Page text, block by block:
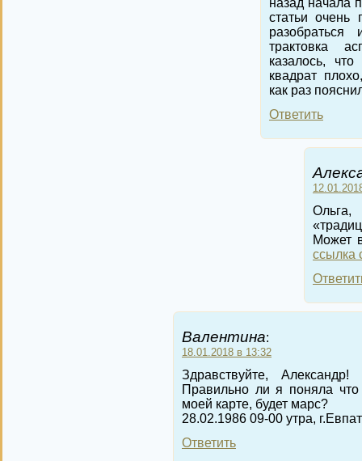
назад начала
статьи очень
трактовка
казалось,
квадрат
как раз
Ответить
Ольга,
Может
ссылка
Валентина:
18.01.2018 в 13:32
Здравствуйте, Александр!
Правильно ли я поняла
моей карте, будет марс?
28.02.1986 09-00 утра,
Ответить